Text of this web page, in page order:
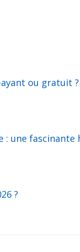
ou gratuit
: une fascinante
?